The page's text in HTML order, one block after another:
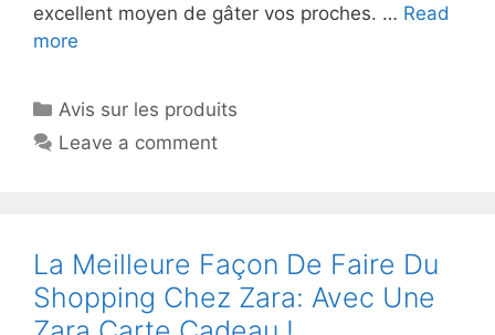
excellent moyen de gâter vos proches. … Read
more
Avis sur les produits
Leave a comment
La Meilleure Façon De Faire Du
Shopping Chez Zara: Avec Une